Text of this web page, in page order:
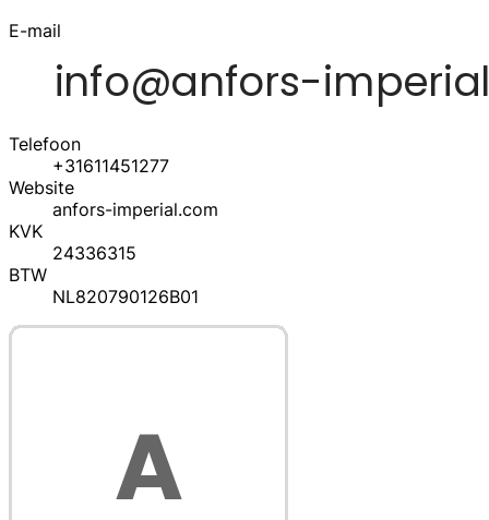
E-mail
Telefoon
+31611451277
Website
anfors-imperial.com
KVK
24336315
BTW
NL820790126B01